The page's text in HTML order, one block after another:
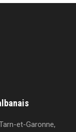
et-Garonne,